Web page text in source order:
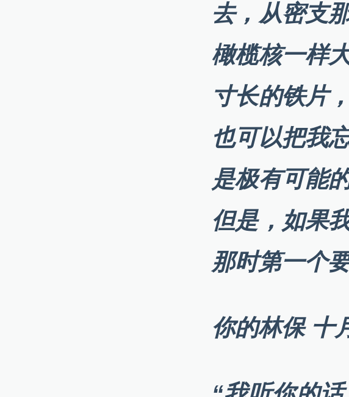
去，从密支
橄榄核一样
寸长的铁片
也可以把我
是极有可能
但是，如果
那时第一个
你的林保 十